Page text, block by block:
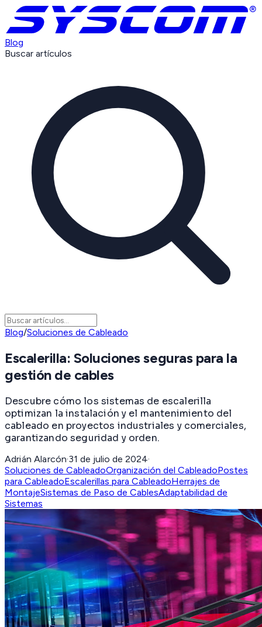
Blog
Buscar artículos
Blog/Soluciones de Cableado
Escalerilla: Soluciones seguras para la
gestión de cables
Descubre cómo los sistemas de escalerilla
optimizan la instalación y el mantenimiento del
cableado en proyectos industriales y comerciales,
garantizando seguridad y orden.
Adrián Alarcón·31 de julio de 2024·
Soluciones de CableadoOrganización del CableadoPostes
para CableadoEscalerillas para CableadoHerrajes de
MontajeSistemas de Paso de CablesAdaptabilidad de
Sistemas